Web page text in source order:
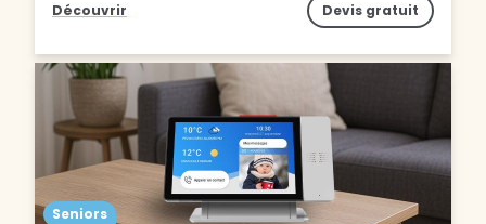
Découvrir Devis gratuit
Seniors